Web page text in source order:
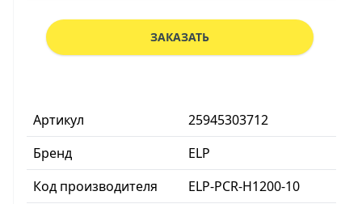
Артикул
25945303712
Бренд
ELP
Код производителя
ELP-PCR-H1200-10
ЗАКАЗАТЬ